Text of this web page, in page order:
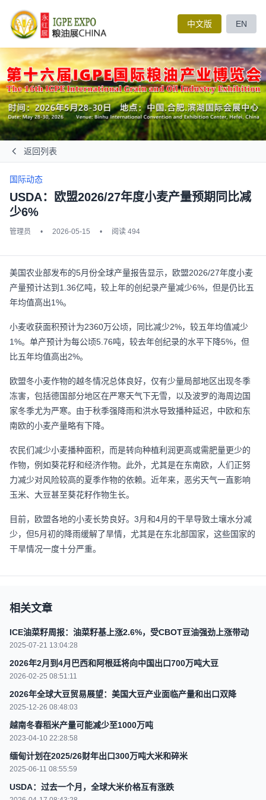
中文版 EN
返回列表
国际动态
USDA：欧盟2026/27年度小麦产量预期同比减
少6%
管理员 • 2026-05-15 • 阅读 494
美国农业部发布的5月份全球产量报告显示，欧盟2026/27年度小麦
产量预计达到1.36亿吨，较上年的创纪录产量减少6%，但是仍比五
年均值高出1%。
小麦收获面积预计为2360万公顷，同比减少2%，较五年均值减少
1%。单产预计为每公顷5.76吨，较去年创纪录的水平下降5%，但
比五年均值高出2%。
欧盟冬小麦作物的越冬情况总体良好，仅有少量局部地区出现冬季
冻害，包括德国部分地区在严寒天气下无雪，以及波罗的海周边国
家冬季尤为严寒。由于秋季强降雨和洪水导致播种延迟，中欧和东
南欧的小麦产量略有下降。
农民们减少小麦播种面积，而是转向种植利润更高或需肥量更少的
作物，例如葵花籽和经济作物。此外，尤其是在东南欧，人们正努
力减少对风险较高的夏季作物的依赖。近年来，恶劣天气一直影响
玉米、大豆甚至葵花籽作物生长。
目前，欧盟各地的小麦长势良好。3月和4月的干旱导致土壤水分减
少，但5月初的降雨缓解了旱情，尤其是在东北部国家，这些国家的
干旱情况一度十分严重。
相关文章
ICE油菜籽周报：油菜籽基上涨2.6%，受CBOT豆油强劲上涨带动
2025-07-21 13:04:28
2026年2月到4月巴西和阿根廷将向中国出口700万吨大豆
2026-02-25 08:51:11
2026年全球大豆贸易展望：美国大豆产业面临产量和出口双降
2025-12-26 08:48:03
越南冬春稻米产量可能减少至1000万吨
2023-04-10 22:28:58
缅甸计划在2025/26财年出口300万吨大米和碎米
2025-06-11 08:55:59
USDA：过去一个月，全球大米价格互有涨跌